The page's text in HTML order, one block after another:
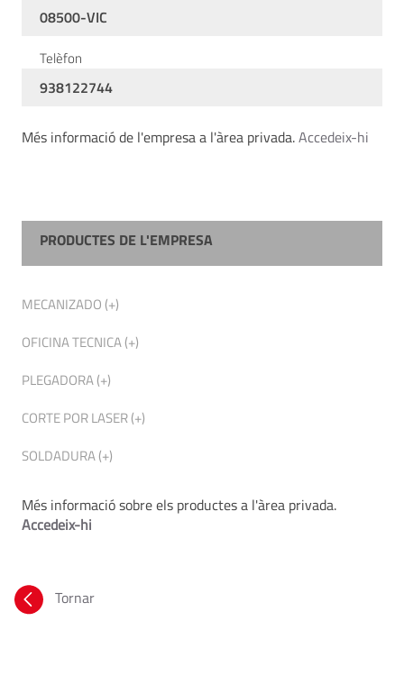
08500-VIC
Telèfon
938122744
Més informació de l'empresa a l'àrea privada.Accedeix-hi
PRODUCTES DE L'EMPRESA
MECANIZADO (+)
OFICINA TECNICA (+)
PLEGADORA (+)
CORTE POR LASER (+)
SOLDADURA (+)
Més informació sobre els productes a l'àrea privada.
Accedeix-hi
Tornar